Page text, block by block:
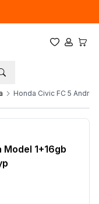
Favorilerim
Hesabım
Honda Civic FC 5
1+16gb